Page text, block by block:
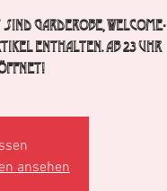
sind Garderobe, Welcome-
enthalten. Ab 23 Uhr
ansehen